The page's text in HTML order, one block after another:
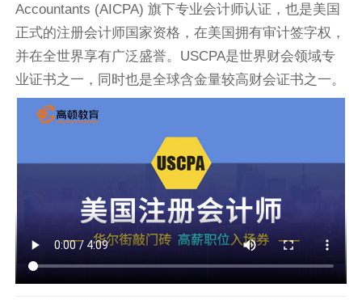
Accountants (AICPA) 旗下专业会计师认证，也是美国
正式的注册会计师国家资格，在美国拥有审计签字权，
并在全世界享有广泛盛誉。USCPA是世界财会领域专
业证书之一，同时也是全球含金量较高财会证书之一。